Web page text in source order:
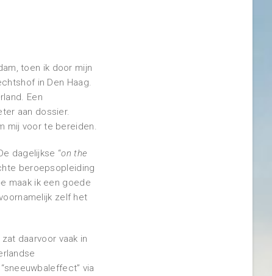
toen ik door mijn
in Den Haag.
Een
aan dossier.
mij voor te bereiden.
dagelijkse “on the
beroepsopleiding
maak ik een goede
zelf het
daarvoor vaak in
via